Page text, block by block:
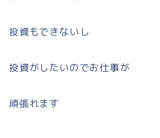
投資もできないし
投資がしたいのでお仕事が
頑張れます